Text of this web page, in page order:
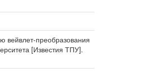
вейвлет-преобразования
[Известия ТПУ].